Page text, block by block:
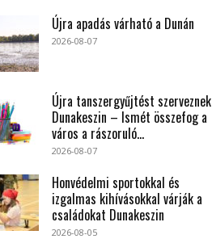
Újra apadás várható a Dunán
2026-08-07
Újra tanszergyűjtést szerveznek
Dunakeszin – Ismét összefog a
város a rászoruló...
2026-08-07
Honvédelmi sportokkal és
izgalmas kihívásokkal várják a
családokat Dunakeszin
2026-08-05